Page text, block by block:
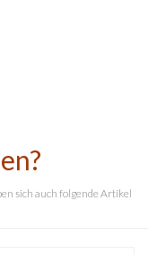
sich auch folgende Artikel